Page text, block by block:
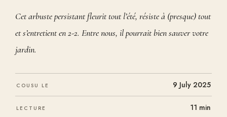
Cet arbuste persistant fleurit tout l’été, résiste à (presque) tout
et s’entretient en 2-2. Entre nous, il pourrait bien sauver votre
jardin.
COUSU LE 9 July 2025
LECTURE 11 min